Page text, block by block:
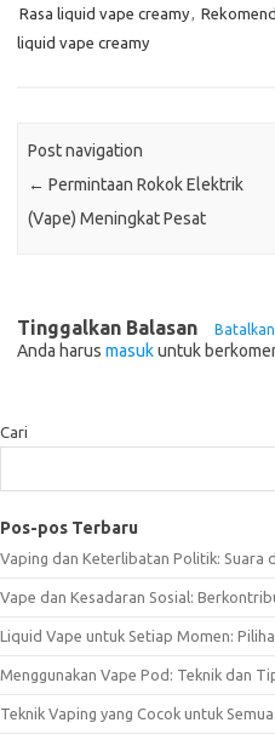
Rasa liquid vape creamy
liquid vape creamy
Post navigation
← Permintaan Rokok Elektrik
(Vape) Meningkat Pesat
Tinggalkan Balasan
Anda harus masukuntuk
Cari
Pos-pos Terbaru
Vaping dan Keterlibatan Politik: Suara
Vape dan Kesadaran Sosial:
Liquid Vape untuk Setiap Momen:
Menggunakan Vape Pod: Teknik dan
Teknik Vaping yang Cocok untuk